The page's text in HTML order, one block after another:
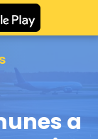
a